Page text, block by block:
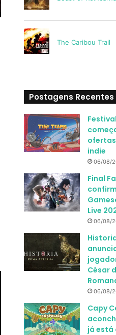
The Caribou Trail
Postagens Recentes
indie
06/08/
Final
Live
06/08/
César
06/08/
Capy
já está